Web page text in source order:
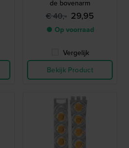
de bovenarm
€ 40,- 29,95
● Op voorraad
Vergelijk
Bekijk Product